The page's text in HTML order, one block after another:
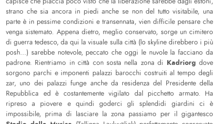
strano che sia ancora in piedi anche se non del tutto visitabile, una
parte è in pessime condizioni e transennata, vien difficile pensare che
venga sistemato. Appena dietro, meglio conservato, sorge un cimitero
di guerra tedesco, da qui la visuale sulla città (lo skyline direbbero i più
posh…) sarebbe notevole, peccato che oggi le nuvole la facciano da
padrone. Rientriamo in città con sosta nella zona di Kadriorgdove
sorgono parchi e imponenti palazzi barocchi costruiti al tempo degli
zar, uno dei palazzi funge anche da residenza del Presidente della
Repubblica ed è costantemente vigilato dal picchetto armato. Ha
ripreso a piovere e quindi goderci gli splendidi giardini ci è
impossibile, prima di lasciare la zona passiamo per il gigantesco